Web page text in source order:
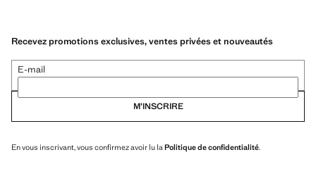
Recevez promotions exclusives, ventes privées et nouveautés
E-mail
M’INSCRIRE
En vous inscrivant, vous confirmez avoir lu la Politique de confidentialité.